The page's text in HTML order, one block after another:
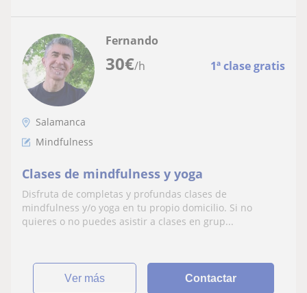
30€/h 1ª clase gratis
Fernando
Salamanca
Mindfulness
Clases de mindfulness y yoga
Disfruta de completas y profundas clases de
mindfulness y/o yoga en tu propio domicilio. Si no
quieres o no puedes asistir a clases en grup...
ver más Contactar